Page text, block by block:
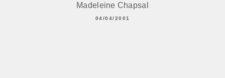
Madeleine Chapsal
04/04/2001